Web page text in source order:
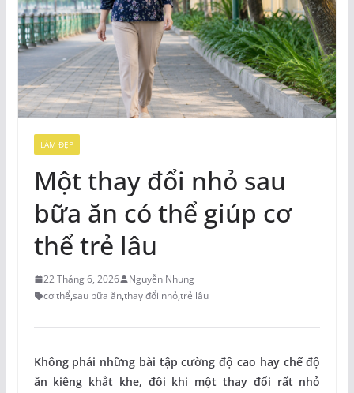
LÀM ĐẸP
Một thay đổi nhỏ sau
bữa ăn có thể giúp cơ
thể trẻ lâu
22 Tháng 6, 2026
Nguyễn Nhung
cơ thể,sau bữa ăn,thay đổi nhỏ,trẻ lâu
Không phải những bài tập cường độ cao hay chế độ
ăn kiêng khắt khe, đôi khi một thay đổi rất nhỏ